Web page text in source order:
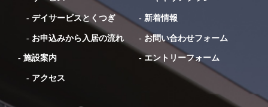
-デイサービスとくつぎ
- お申込みから入居の流れ
-施設案内
- アクセス
- 新着情報
- お問い合わせフォーム
-エントリーフォーム